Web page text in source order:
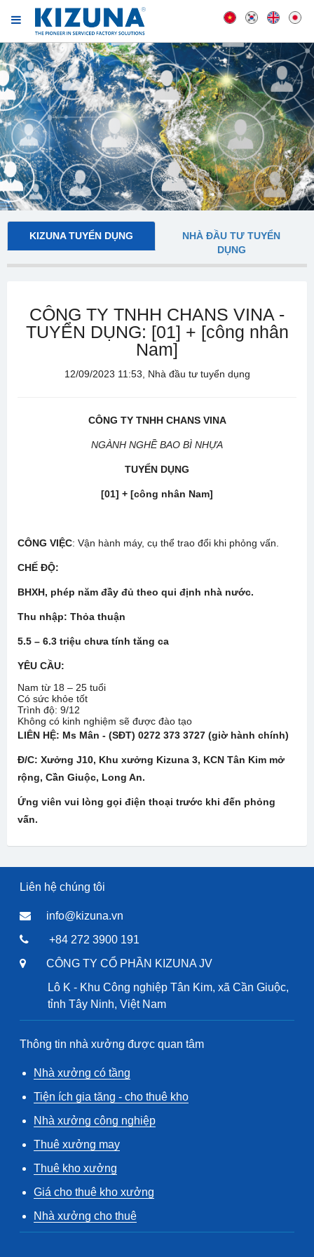
KIZUNA TUYỂN DỤNG
NHÀ ĐẦU TƯ TUYỂN
DỤNG
CÔNG TY TNHH CHANS VINA -
TUYỂN DỤNG: [01] + [công nhân
Nam]
12/09/2023 11:53, Nhà đầu tư tuyển dụng
CÔNG TY TNHH CHANS VINA
NGÀNH NGHỀ BAO BÌ NHỰA
TUYỂN DỤNG
[01] + [công nhân Nam]
CÔNG VIỆC: Vận hành máy, cụ thể trao đổi khi phỏng vấn.
CHẾ ĐỘ:
BHXH, phép năm đầy đủ theo qui định nhà nước.
Thu nhập: Thỏa thuận
5.5 – 6.3 triệu chưa tính tăng ca
YÊU CẦU:
Nam từ 18 – 25 tuổi
Có sức khỏe tốt
Trình độ: 9/12
Không có kinh nghiệm sẽ được đào tạo
LIÊN HỆ: Ms Mân - (SĐT) 0272 373 3727 (giờ hành chính)
Đ/C: Xưởng J10, Khu xưởng Kizuna 3, KCN Tân Kim mở
rộng, Cần Giuộc, Long An.
Ứng viên vui lòng gọi điện thoại trước khi đến phỏng
vấn.
Liên hệ chúng tôi
info@kizuna.vn
+84 272 3900 191
CÔNG TY CỔ PHẦN KIZUNA JV
Lô K - Khu Công nghiệp Tân Kim, xã Cần Giuộc,
tỉnh Tây Ninh, Việt Nam
Thông tin nhà xưởng được quan tâm
Nhà xưởng có tầng
Tiện ích gia tăng - cho thuê kho
Nhà xưởng công nghiệp
Thuê xưởng may
Thuê kho xưởng
Giá cho thuê kho xưởng
Nhà xưởng cho thuê